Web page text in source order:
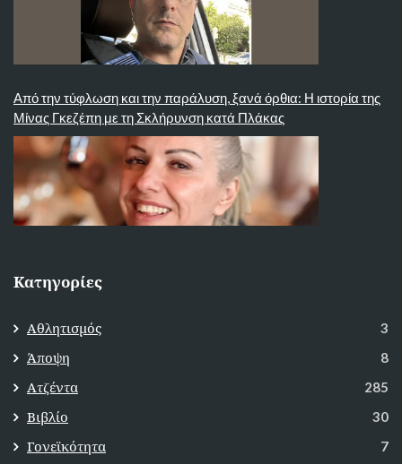
Από την τύφλωση και την παράλυση, ξανά όρθια: Η ιστορία της
Μίνας Γκεζέπη με τη Σκλήρυνση κατά Πλάκας
Κατηγορίες
Αθλητισμός 3
Άποψη 8
Ατζέντα 285
Βιβλίο 30
Γονεϊκότητα 7